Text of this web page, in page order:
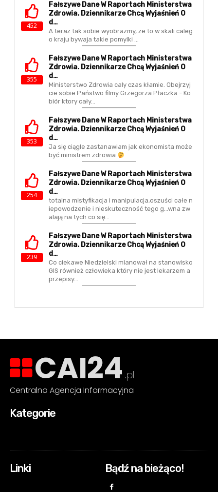
452
Fałszywe Dane W Raportach Ministerstwa
Zdrowia. Dziennikarze Chcą Wyjaśnień O
D…
A teraz tak sobie wyobrazmy, ze to w skali caleg
o kraju bywaja takie pomylki ...
355
Fałszywe Dane W Raportach Ministerstwa
Zdrowia. Dziennikarze Chcą Wyjaśnień O
D…
Ministerstwo Zdrowia caly czas kłamie. Obejrzyj
cie sobie Państwo filmy Grzegorza Płaczka - Ko
biór ktory cały…
353
Fałszywe Dane W Raportach Ministerstwa
Zdrowia. Dziennikarze Chcą Wyjaśnień O
D…
Ja się ciągle zastanawiam jak ekonomista może
być ministrem zdrowia
254
Fałszywe Dane W Raportach Ministerstwa
Zdrowia. Dziennikarze Chcą Wyjaśnień O
D…
totalna mistyfikacja i manipulacja,oszuści całe n
iepowodzenie i nieskuteczność tego g...wna zw
alają na tych co się…
239
Fałszywe Dane W Raportach Ministerstwa
Zdrowia. Dziennikarze Chcą Wyjaśnień O
D…
Co ciekawe Niedzielski mianował na stanowisko
GIS również człowieka który nie jest lekarzem a
przepisy…
CAI24 .pl
Centralna Agencja Informacyjna
Kategorie
Linki Bądź na bieżąco!